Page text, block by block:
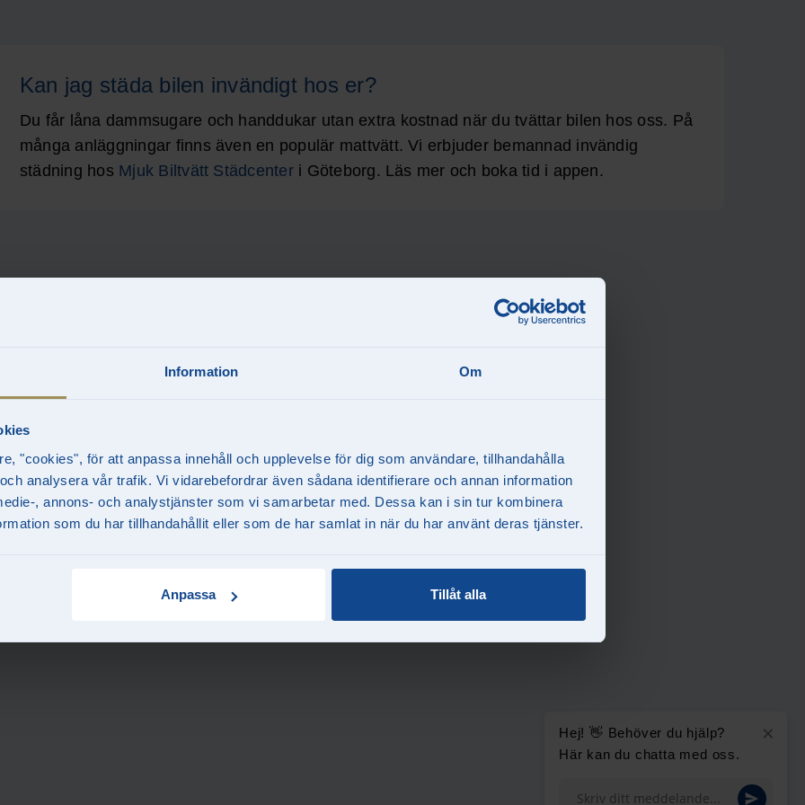
Information Om
"cookies", för att anpassa innehåll och upplevelse för dig som användare, tillhandahålla
analysera vår trafik. Vi vidarebefordrar även sådana identifierare och annan information
, annons- och analystjänster som vi samarbetar med. Dessa kan i sin tur kombinera
som du har tillhandahållit eller som de har samlat in när du har använt deras tjänster.
Anpassa Tillåt alla
Kan jag städa bilen invändigt hos er?
Du får låna dammsugare och handdukar utan extra kostnad när du tvättar bilen hos oss. På
många anläggningar finns även en populär mattvätt. Vi erbjuder bemannad invändig
städning hos Mjuk Biltvätt Städcenteri Göteborg. Läs mer och boka tid i appen.
×
Hej! 👋 Behöver du hjälp?
Här kan du chatta med oss.